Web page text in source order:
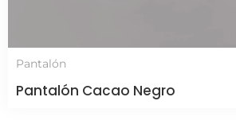
Pantalón
Pantalón Cacao Negro